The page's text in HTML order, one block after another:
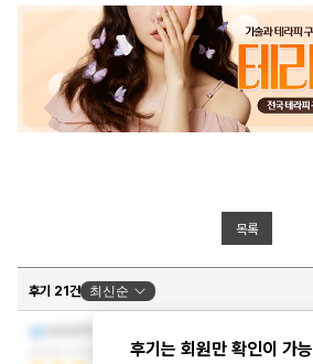
목록
후기 21건 최신순
후기는 회원만 확인이 가
2026-07-04 20:43:17
사실 한결같은 곳을 찾기가